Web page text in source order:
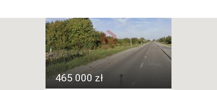
465 000 zł